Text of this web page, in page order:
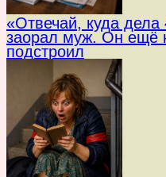
«Отвечай, куда
заорал муж. Он ещё
подстроил